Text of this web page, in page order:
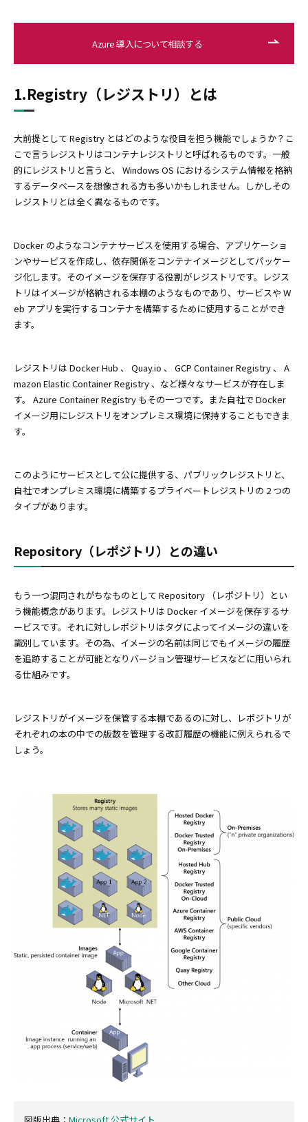
Azure 導入について相談する
1.Registry（レジストリ）とは
大前提として Registry とはどのような役目を担う機能でしょうか？こ
こで言うレジストリはコンテナレジストリと呼ばれるものです。一般
的にレジストリと言うと、 Windows OS におけるシステム情報を格納
するデータベースを想像される方も多いかもしれません。しかしその
レジストリとは全く異なるものです。
Docker のようなコンテナサービスを使用する場合、アプリケーショ
ンやサービスを作成し、依存関係をコンテナイメージとしてパッケー
ジ化します。そのイメージを保存する役割がレジストリです。レジス
トリはイメージが格納される本棚のようなものであり、サービスや W
eb アプリを実行するコンテナを構築するために使用することができ
ます。
レジストリは Docker Hub 、 Quay.io 、 GCP Container Registry 、 A
mazon Elastic Container Registry 、など様々なサービスが存在しま
す。 Azure Container Registry もその一つです。また自社で Docker
イメージ用にレジストリをオンプレミス環境に保持することもできま
す。
このようにサービスとして公に提供する、パブリックレジストリと、
自社でオンプレミス環境に構築するプライベートレジストリの 2 つの
タイプがあります。
Repository（レポジトリ）との違い
もう一つ混同されがちなものとして Repository （レポジトリ）とい
う機能概念があります。レジストリは Docker イメージを保存するサ
ービスです。それに対しレポジトリはタグによってイメージの違いを
識別しています。その為、イメージの名前は同じでもイメージの履歴
を追跡することが可能となりバージョン管理サービスなどに用いられ
る仕組みです。
レジストリがイメージを保管する本棚であるのに対し、レポジトリが
それぞれの本の中での版数を管理する改訂履歴の機能に例えられるで
しょう。
図版出典： Microsoft 公式サイト